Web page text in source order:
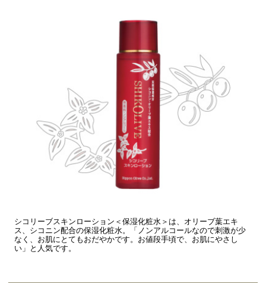
シコリーブスキンローション＜保湿化粧水＞は、オリーブ葉エキ
ス、シコニン配合の保湿化粧水。「ノンアルコールなので刺激が少
なく、お肌にとてもおだやかです。お値段手頃で、お肌にやさし
い」と人気です。